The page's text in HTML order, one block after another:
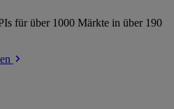
für über 1000 Märkte in über 190